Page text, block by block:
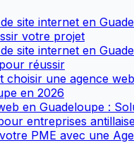
site internet en
votre projet
site internet en
réussir
choisir une agence
en 2026
en Guadeloupe :
entreprises
PME avec une